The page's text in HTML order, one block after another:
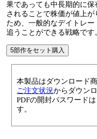
果であっても中長期的に
されることで株価が値上
ため、一般的なデイトレ
追うことができる戦略です
本製品はダウンロード
ご注文状況からダウン
PDFの開封パスワード
す。